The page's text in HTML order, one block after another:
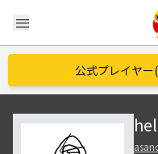
menu
公式プレイヤ